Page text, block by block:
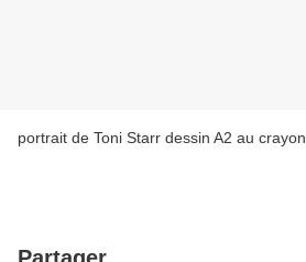
portrait de Toni Starr dessin A2 au crayon